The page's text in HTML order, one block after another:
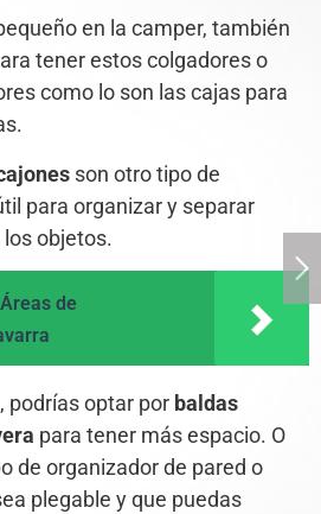
en la camper, también
tener estos colgadores o
como lo son las cajas para
son otro tipo de
para organizar y separar
objetos.
Áreas de
podrías optar por baldas
para tener más espacio. O
de organizador de pared o
plegable y que puedas